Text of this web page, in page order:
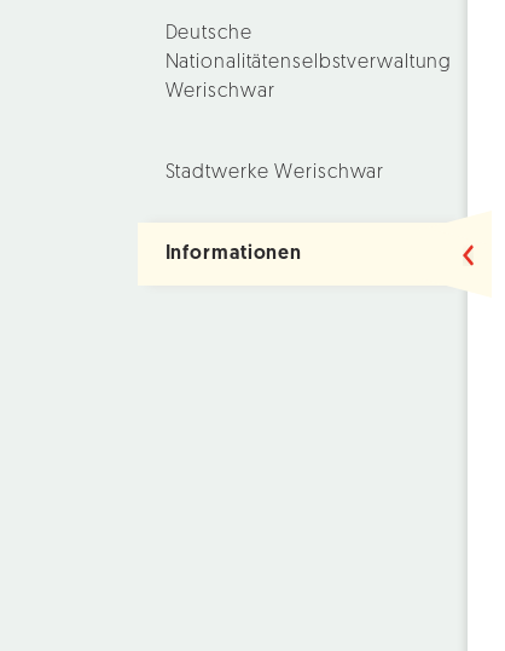
Deutsche
Nationalitätenselbstverwaltung
Werischwar
Stadtwerke Werischwar
Informationen